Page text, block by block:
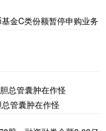
金C类份额暂停申购业务
管囊肿在作怪